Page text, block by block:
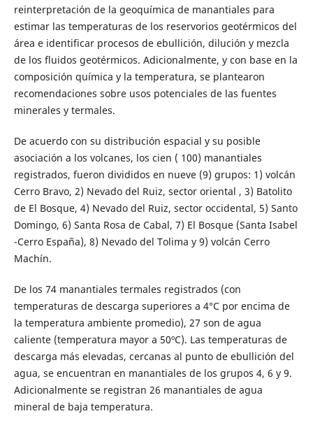
reinterpretación de la geoquímica de manantiales para
estimar las temperaturas de los reservorios geotérmicos del
área e identificar procesos de ebullición, dilución y mezcla
de los fluidos geotérmicos. Adicionalmente, y con base en la
composición química y la temperatura, se plantearon
recomendaciones sobre usos potenciales de las fuentes
minerales y termales.
De acuerdo con su distribución espacial y su posible
asociación a los volcanes, los cien ( 100) manantiales
registrados, fueron divididos en nueve (9) grupos: 1) volcán
Cerro Bravo, 2) Nevado del Ruiz, sector oriental , 3) Batolito
de El Bosque, 4) Nevado del Ruiz, sector occidental, 5) Santo
Domingo, 6) Santa Rosa de Cabal, 7) El Bosque (Santa Isabel
-Cerro España), 8) Nevado del Tolima y 9) volcán Cerro
Machín.
De los 74 manantiales termales registrados (con
temperaturas de descarga superiores a 4°C por encima de
la temperatura ambiente promedio), 27 son de agua
caliente (temperatura mayor a 50ºC). Las temperaturas de
descarga más elevadas, cercanas al punto de ebullición del
agua, se encuentran en manantiales de los grupos 4, 6 y 9.
Adicionalmente se registran 26 manantiales de agua
mineral de baja temperatura.